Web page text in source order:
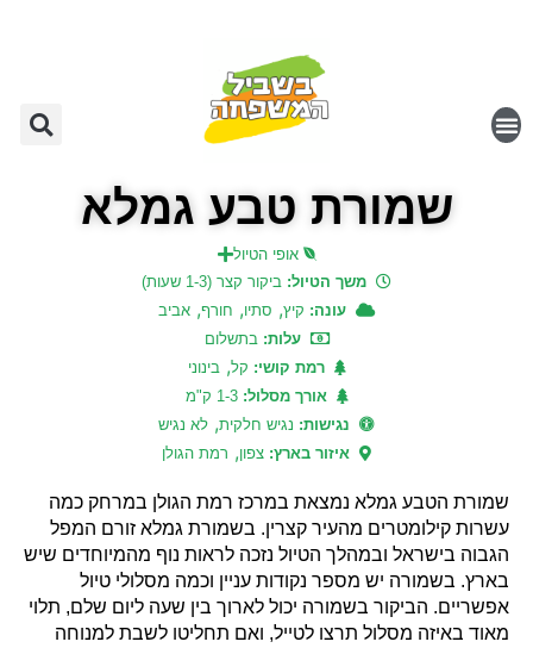
שמורת טבע גמלא
אופי הטיול
משך הטיול: ביקור קצר (1-3 שעות)
עונה: קיץ, סתיו, חורף, אביב
עלות:בתשלום
רמת קושי: קל, בינוני
אורך מסלול:1-3 ק"מ
נגישות: נגיש חלקית, לא נגיש
איזור בארץ: צפון, רמת הגולן
שמורת הטבע גמלא נמצאת במרכז רמת הגולן במרחק כמה
עשרות קילומטרים מהעיר קצרין. בשמורת גמלא זורם המפל
הגבוה בישראל ובמהלך הטיול נזכה לראות נוף מהמיוחדים שיש
בארץ. בשמורה יש מספר נקודות עניין וכמה מסלולי טיול
אפשריים. הביקור בשמורה יכול לארוך בין שעה ליום שלם, תלוי
מאוד באיזה מסלול תרצו לטייל, ואם תחליטו לשבת למנוחה